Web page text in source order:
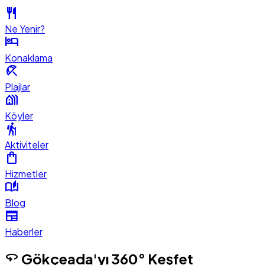
restaurant
Ne Yenir?
hotel
Konaklama
beach_access
Plajlar
holiday_village
Köyler
hiking
Aktiviteler
shopping_bag
Hizmetler
auto_stories
Blog
newspaper
Haberler
360 Gökçeada'yı 360° Keşfet